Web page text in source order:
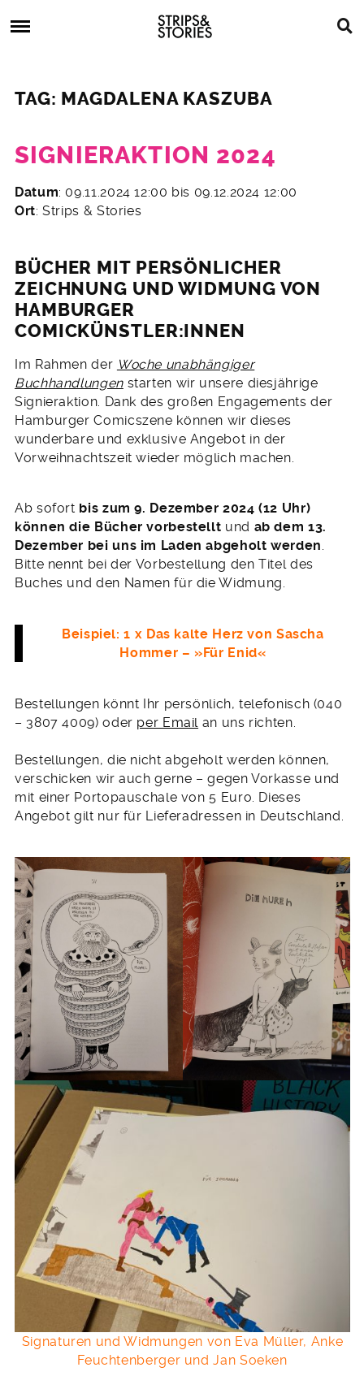
to
Strips
&
Stories
Comics,
TAG: MAGDALENA KASZUBA
SIGNIERAKTION 2024
2.
November
Datum: 09.11.2024 12:00 bis 09.12.2024 12:00
Ort: Strips & Stories
BÜCHER MIT PERSÖNLICHER
ZEICHNUNG UND WIDMUNG VON
HAMBURGER
COMICKÜNSTLER:INNEN
Im Rahmen der Woche unabhängiger
Buchhandlungen starten wir unsere diesjährige
Signieraktion. Dank des großen Engagements der
Hamburger Comicszene können wir dieses
wunderbare und exklusive Angebot in der
Vorweihnachtszeit wieder möglich machen.
Ab sofort bis zum 9. Dezember 2024 (12 Uhr)
können die Bücher vorbestellt und ab dem 13.
Dezember bei uns im Laden abgeholt werden.
Bitte nennt bei der Vorbestellung den Titel des
Buches und den Namen für die Widmung.
Beispiel: 1 x Das kalte Herz von Sascha
Hommer – »Für Enid«
Bestellungen könnt Ihr persönlich, telefonisch (040
– 3807 4009) oder per Email an uns richten.
Bestellungen, die nicht abgeholt werden können,
verschicken wir auch gerne – gegen Vorkasse und
mit einer Portopauschale von 5 Euro. Dieses
Angebot gilt nur für Lieferadressen in Deutschland.
Signaturen und Widmungen von Eva Müller, Anke
Feuchtenberger und Jan Soeken